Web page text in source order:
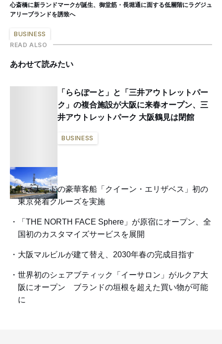
心斎橋に新ランドマークが誕生、御堂筋・長堀通に面する低層階にラグジュ
アリーブランドを誘致へ
BUSINESS
READ ALSO
あわせて読みたい
「ららぽーと」と「三井アウトレットパー
ク」の複合施設が大阪に来春オープン、三
井アウトレットパーク 大阪鶴見は閉館
BUSINESS
キュナードの豪華客船「クイーン・エリザベス」初の
東京発着クルーズを実施
「THE NORTH FACE Sphere」が原宿にオープン、全
国初のカスタマイズサービスを展開
大阪マルビルが建て替え、2030年春の完成目指す
世界初のシェアブティック「イーサロン」がルクア大
阪にオープン ブランドの垣根を超えた買い物が可能
に